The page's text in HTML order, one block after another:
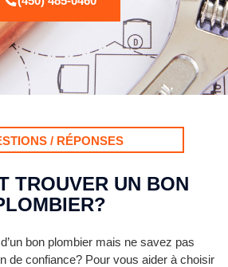
/ RÉPONSES
TROUVER UN BON
bon plombier mais ne savez pas
de confiance? Pour vous aider à choisir